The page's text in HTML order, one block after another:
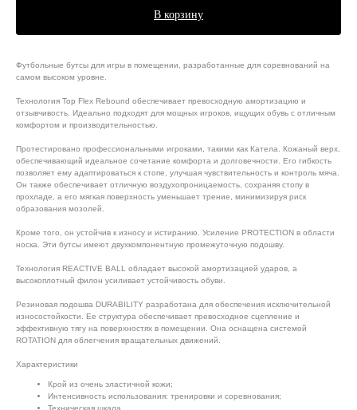
В корзину
Футбольные бутсы для игры в помещении, разработанные для соревнований на
самом высоком уровне.
Технология Top Flex Rebound обеспечивает превосходную амортизацию и
отзывчивость. Идеально подходят для мощных игроков, ищущих обувь с отличным
комфортом и производительностью.
Протестировано профессиональными игроками, такими как Катела. Кожаный верх,
обеспечивающий идеальное сочетание комфорта и долговечности. Его гибкость
позволяет ему адаптироваться к стопе, улучшая чувствительность и контроль мяча.
Он также обеспечивает отличную воздухопроницаемость, сохраняя стопу в
прохладе, а его мягкая поверхность уменьшает трение, минимизируя риск
образования мозолей.
Кроме того, он устойчив к износу и истиранию. Усиление PROTECTION в области
носка. Эти бутсы имеют двухкомпонентную промежуточную подошву.
Технология REACTIVE BALL обладает высокой амортизацией ударов, а
высокоплотный филон усиливает устойчивость обуви.
Резиновая подошва DURABILITY разработана для обеспечения исключительной
износостойкости. Ее структура обеспечивает превосходное сцепление и
эффективную тягу на поверхностях в помещении. Она оснащена системой
ROTATION для облегчения вращательных движений.
Характеристики
Крой из очень эластичной кожи;
Интенсивность использования: тренировки и соревнования;
Техническая шкала